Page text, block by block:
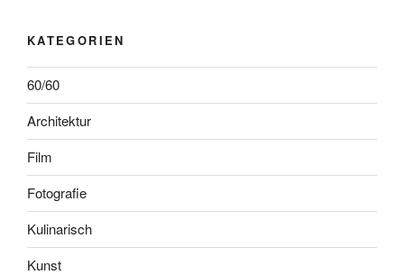
KATEGORIEN
60/60
Architektur
Film
Fotografie
Kulinarisch
Kunst